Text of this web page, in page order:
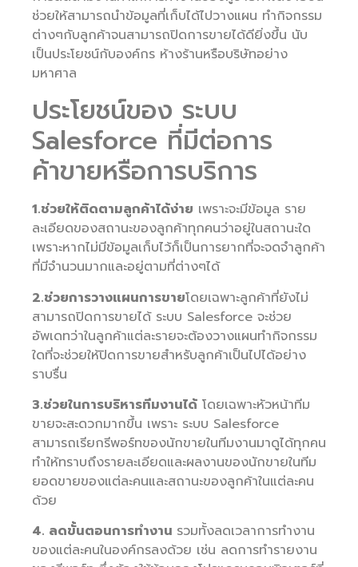
ช่วยให้สามารถนำข้อมูลที่เก็บได้ไปวางแผน ทำกิจกรรม
ต่างๆกับลูกค้าจนสามารถปิดการขายได้ดียิ่งขึ้น นับ
เป็นประโยชน์กับองค์กร ห้างร้านหรือบริษัทอย่าง
มหาศาล
ประโยชน์ของ ระบบ
Salesforce ที่มีต่อการ
ค้าขายหรือการบริการ
1.ช่วยให้ติดตามลูกค้าได้ง่าย เพราะจะมีข้อมูล ราย
ละเอียดของสถานะของลูกค้าทุกคนว่าอยู่ในสถานะใด
เพราะหากไม่มีข้อมูลเก็บไว้ก็เป็นการยากที่จะจดจำลูกค้า
ที่มีจำนวนมากและอยู่ตามที่ต่างๆได้
2.ช่วยการวางแผนการขายโดยเฉพาะลูกค้าที่ยังไม่
สามารถปิดการขายได้ ระบบ Salesforce จะช่วย
อัพเดทว่าในลูกค้าแต่ละรายจะต้องวางแผนทำกิจกรรม
ใดที่จะช่วยให้ปิดการขายสำหรับลูกค้าเป็นไปได้อย่าง
ราบรื่น
3.ช่วยในการบริหารทีมงานได้ โดยเฉพาะหัวหน้าทีม
ขายจะสะดวกมากขึ้น เพราะ ระบบ Salesforce
สามารถเรียกรีพอร์ทของนักขายในทีมงานมาดูได้ทุกคน
ทำให้ทราบถึงรายละเอียดและผลงานของนักขายในทีม
ยอดขายของแต่ละคนและสถานะของลูกค้าในแต่ละคน
ด้วย
4. ลดขั้นตอนการทำงาน รวมทั้งลดเวลาการทำงาน
ของแต่ละคนในองค์กรลงด้วย เช่น ลดการทำรายงาน